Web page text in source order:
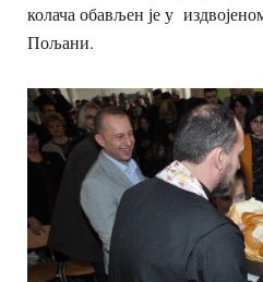
колача обављен је у
Пољани.